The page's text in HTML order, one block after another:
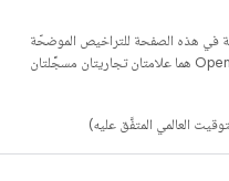
في هذه الصفحة للتراخيص الموضحّة
. إنّ Java وOpenJDK هما علامتان تجاريتان مسجَّلتان